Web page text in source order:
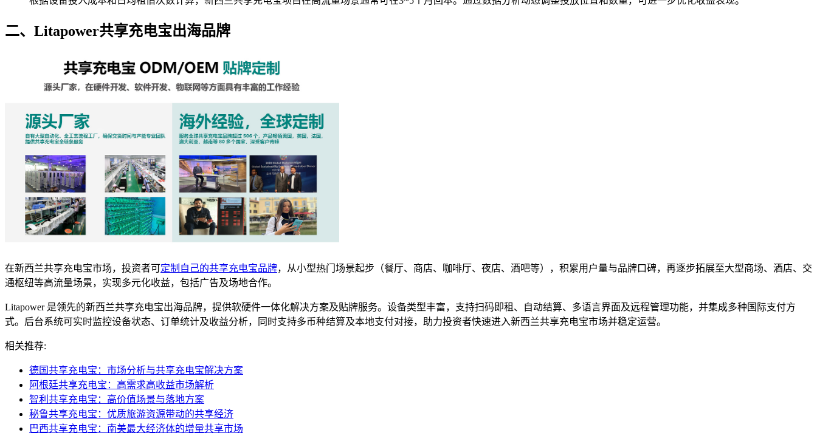
二、Litapower共享充电宝出海品牌
在新西兰共享充电宝市场，投资者可定制自己的共享充电宝品牌，从小型热门场景起步（餐厅、商店、咖啡厅、夜店、酒吧等），积累用户量与品牌口碑，再逐步拓展至大型商场、酒店、交
通枢纽等高流量场景，实现多元化收益，包括广告及场地合作。
Litapower 是领先的新西兰共享充电宝出海品牌，提供软硬件一体化解决方案及贴牌服务。设备类型丰富，支持扫码即租、自动结算、多语言界面及远程管理功能，并集成多种国际支付方
式。后台系统可实时监控设备状态、订单统计及收益分析，同时支持多币种结算及本地支付对接，助力投资者快速进入新西兰共享充电宝市场并稳定运营。
相关推荐:
德国共享充电宝：市场分析与共享充电宝解决方案
阿根廷共享充电宝：高需求高收益市场解析
智利共享充电宝：高价值场景与落地方案
秘鲁共享充电宝：优质旅游资源带动的共享经济
巴西共享充电宝：南美最大经济体的增量共享市场